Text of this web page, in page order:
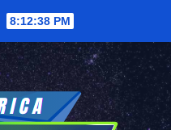
8:12:39 PM